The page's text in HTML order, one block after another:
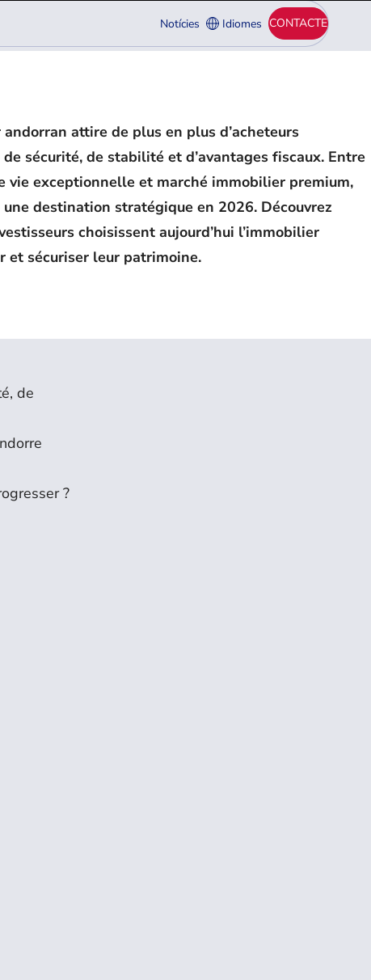
Notícies Idiomes CONTACTE
attire de plus en plus d’acheteurs
sécurité, de stabilité et d’avantages fiscaux. Entre
vie exceptionnelle et marché immobilier premium,
une destination stratégique en 2026. Découvrez
choisissent aujourd’hui l’immobilier
et sécuriser leur patrimoine.
de
?